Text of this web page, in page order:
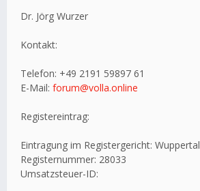
Dr. Jörg Wurzer
Kontakt:
Telefon: +49 2191 59897 61
E-Mail: forum@volla.online
Registereintrag:
Eintragung im Registergericht: Wuppertal
Registernummer: 28033
Umsatzsteuer-ID: